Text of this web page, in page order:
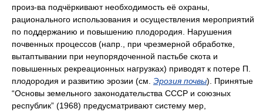
произ-ва подчёркивают необходимость её охраны,
рационального использования и осуществления мероприятий
по поддержанию и повышению плодородия. Нарушения
почвенных процессов (напр., при чрезмерной обработке,
вытаптывании при неупорядоченной пастьбе скота и
повышенных рекреационных нагрузках) приводят к потере П.
плодородия и развитию эрозии (см. Эрозия почвы). Принятые
“Основы земельного законодательства СССР и союзных
республик” (1968) предусматривают систему мер,